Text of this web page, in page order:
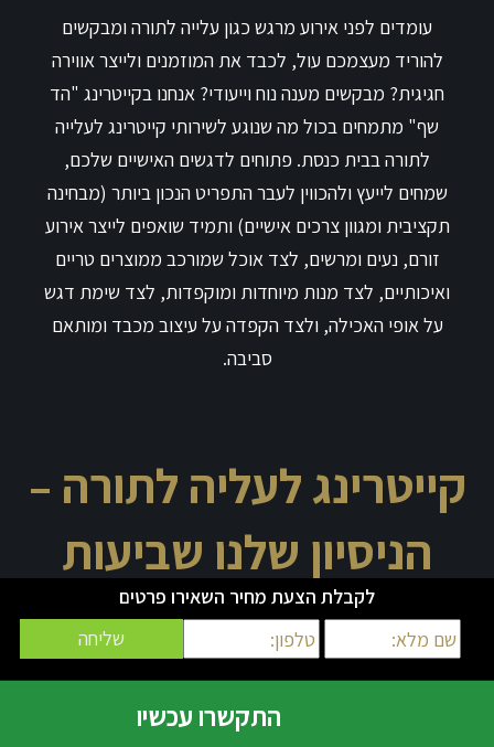
עומדים לפני אירוע מרגש כגון עלייה לתורה ומבקשים
להוריד מעצמכם עול, לכבד את המוזמנים ולייצר אווירה
חגיגית? מבקשים מענה נוח וייעודי? אנחנו בקייטרינג "הד
שף" מתמחים בכול מה שנוגע לשירותי קייטרינג לעלייה
לתורה בבית כנסת. פתוחים לדגשים האישיים שלכם,
שמחים לייעץ ולהכווין לעבר התפריט הנכון ביותר (מבחינה
תקציבית ומגוון צרכים אישיים) ותמיד שואפים לייצר אירוע
זורם, נעים ומרשים, לצד אוכל שמורכב ממוצרים טריים
ואיכותיים, לצד מנות מיוחדות ומוקפדות, לצד שימת דגש
על אופי האכילה, ולצד הקפדה על עיצוב מכבד ומותאם
סביבה.
קייטרינג לעליה לתורה –
הניסיון שלנו שביעות
הרצון שלכם!
מוזמנים לפנות אלינו, להיעזר בניסיון העשיר שלנו
ולהתחיל להבין כיצד האירוע המיוחד שלכם מקבל עטיפה
לקבלת הצעת מחיר השאירו פרטים
התקשרו עכשיו